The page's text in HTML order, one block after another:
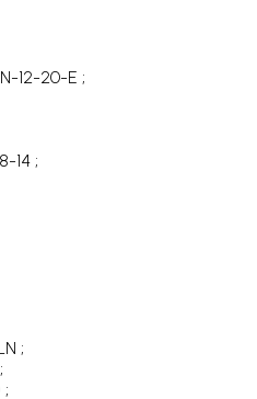
12-20-E ;
14 ;
;